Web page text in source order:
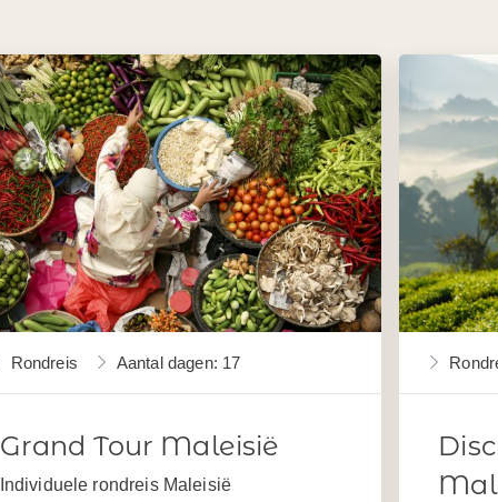
Rondreis Aantal dagen: 17
Grand Tour Maleisië
Individuele rondreis Maleisië